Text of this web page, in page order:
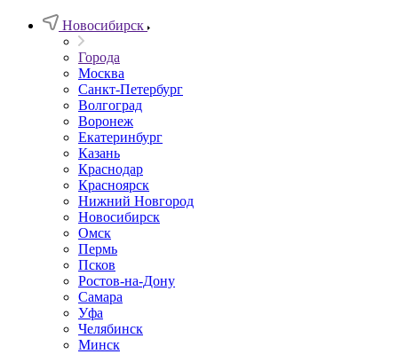
Новосибирск
Города
Москва
Санкт-Петербург
Волгоград
Воронеж
Екатеринбург
Казань
Краснодар
Красноярск
Нижний Новгород
Новосибирск
Омск
Пермь
Псков
Ростов-на-Дону
Самара
Уфа
Челябинск
Минск